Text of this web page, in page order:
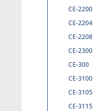
CE-2200
CE-2204
CE-2208
CE-2300
CE-300
CE-3100
CE-3105
CE-3115